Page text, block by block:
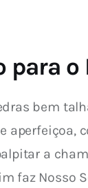
para o
bem
a
faz Nosso